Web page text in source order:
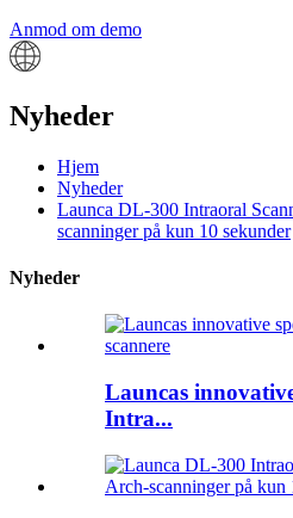
Anmod om demo
Nyheder
Hjem
Nyheder
Launca DL-300 Intraoral
scanninger på kun 10 sekunder
Nyheder
Launcas
Intra...